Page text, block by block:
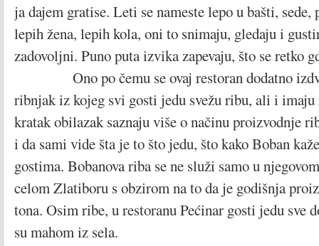
ja dajem gratise. Leti se nameste lepo u bašti,
lepih žena, lepih kola, oni to snimaju, gledaju i
zadovoljni. Puno puta izvika zapevaju, što se retko
Ono po čemu se ovaj restoran dodatno
ribnjak iz kojeg svi gosti jedu svežu ribu, ali i imaju
kratak obilazak saznaju više o načinu proizvodnje
i da sami vide šta je to što jedu, što kako Boban
gostima. Bobanova riba se ne služi samo u
celom Zlatiboru s obzirom na to da je godišnja
tona. Osim ribe, u restoranu Pećinar gosti jedu sve
su mahom iz sela.